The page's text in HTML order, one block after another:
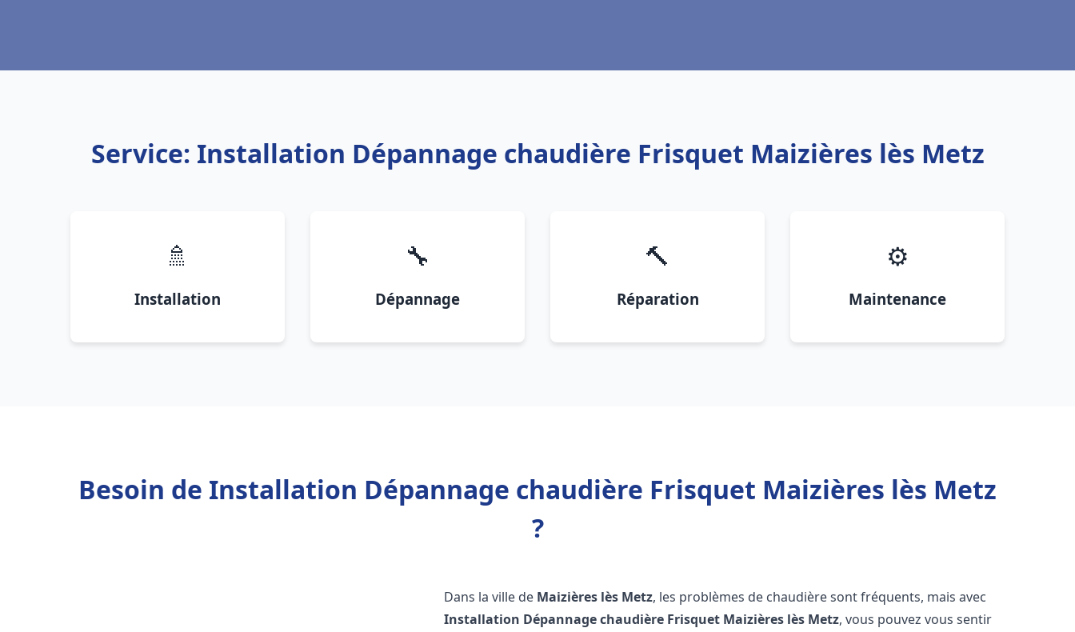
Service: Installation Dépannage chaudière Frisquet Maizières lès Metz
🚿
Installation
🔧
Dépannage
🔨
Réparation
⚙️
Maintenance
Besoin de Installation Dépannage chaudière Frisquet Maizières lès Metz
?
Dans la ville de Maizières lès Metz, les problèmes de chaudière sont fréquents, mais avec
Installation Dépannage chaudière Frisquet Maizières lès Metz, vous pouvez vous sentir